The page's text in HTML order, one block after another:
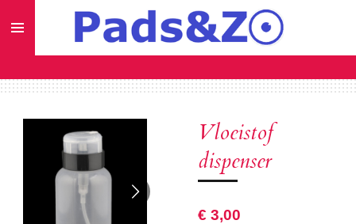
direct
hoofdinhoud
Vloeistof
dispenser
€ 3,00